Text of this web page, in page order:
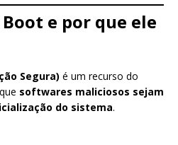
Boot e por que ele
Segura) é um recurso do
softwares maliciosos sejam
do sistema.